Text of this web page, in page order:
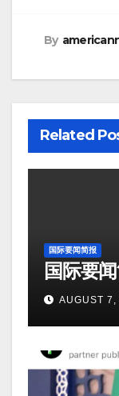
By
Related
国际要闻简报
国际要
AUGUST 7,